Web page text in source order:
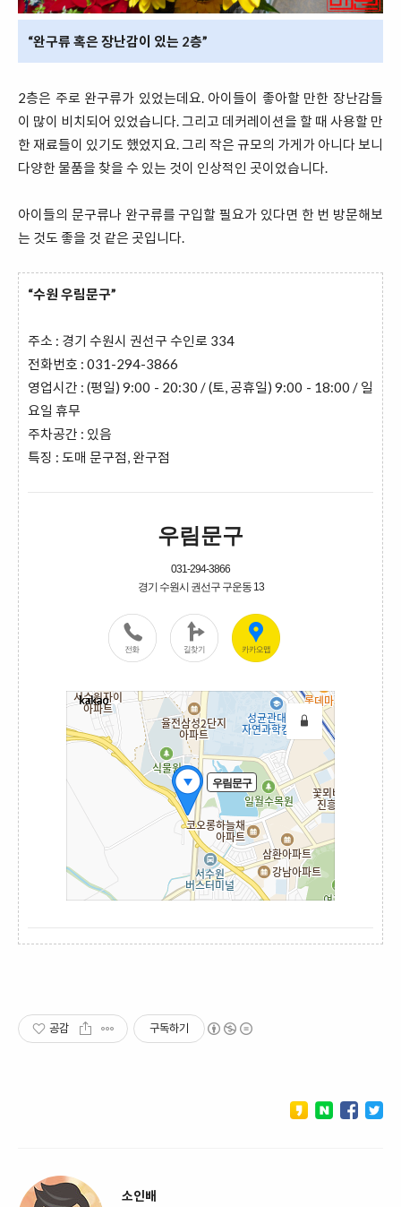
“완구류 혹은 장난감이 있는 2층”
2층은 주로 완구류가 있었는데요. 아이들이 좋아할 만한 장난감들
이 많이 비치되어 있었습니다. 그리고 데커레이션을 할 때 사용할 만
한 재료들이 있기도 했었지요. 그리 작은 규모의 가게가 아니다 보니
다양한 물품을 찾을 수 있는 것이 인상적인 곳이었습니다.
아이들의 문구류나 완구류를 구입할 필요가 있다면 한 번 방문해보
는 것도 좋을 것 같은 곳입니다.
“수원 우림문구”
주소 : 경기 수원시 권선구 수인로 334
전화번호 : 031-294-3866
영업시간 : (평일) 9:00 - 20:30 / (토, 공휴일) 9:00 - 18:00 / 일
요일 휴무
주차공간 : 있음
특징 : 도매 문구점, 완구점
공감 구독하기
소인배